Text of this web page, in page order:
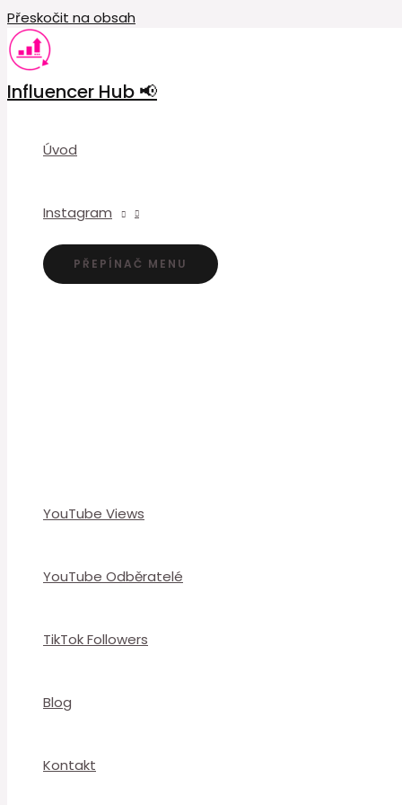
Přeskočit na obsah
Influencer Hub 📢
Úvod
Instagram
PŘEPÍNAČ MENU
YouTube Views
YouTube Odběratelé
TikTok Followers
Blog
Kontakt